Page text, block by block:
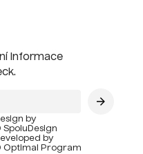
informace
by
SpoluDesign
by
Optimal Program